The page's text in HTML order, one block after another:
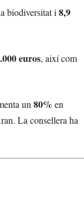
biodiversitat i 8,9
euros, així com
un 80% en
La consellera ha